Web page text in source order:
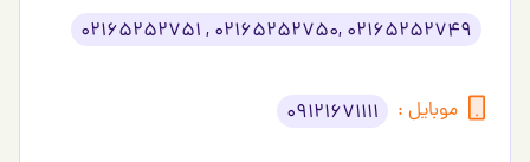
02165252749 ,02165252750 , 02165252751
موبایل : 09121671111